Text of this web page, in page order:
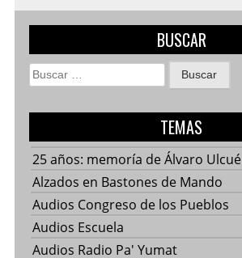
BUSCAR
Buscar:
TEMAS
25 años: memoría de Álvaro Ulcué
Alzados en Bastones de Mando
Audios Congreso de los Pueblos
Audios Escuela
Audios Radio Pa' Yumat